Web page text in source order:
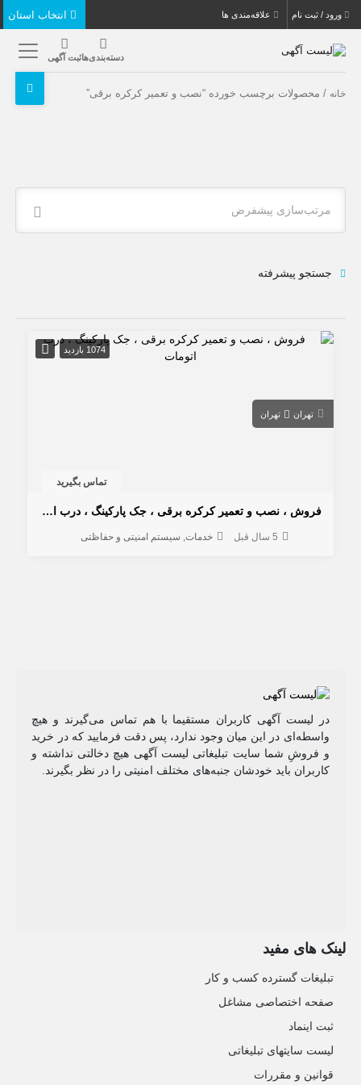
ورود / ثبت نام علاقه‌مندی ها
دسته‌بندی‌هاثبت آگهی
خانه / محصولات برچسب خورده “نصب و تعمیر کرکره برقی”
مرتب‌سازی پیشفرض
جستجو پیشرفته
1074 بازدید
تهران تهران
تماس بگیرید
فروش ، نصب و تعمیر کرکره برقی ، جک پارکینگ ، درب اتومات
5 سال قبل خدمات سیستم امنیتی و حفاظتی
در لیست آگهی کاربران مستقیما با هم تماس می‌گیرند و هیچ
واسطه‌ای در این میان وجود ندارد، پس دقت فرمایید که در خرید
و فروشِ شما سایت تبلیغاتی لیست آگهی هیچ دخالتی نداشته و
کاربران باید خودشان جنبه‌های مختلف امنیتی را در نظر بگیرند.
لینک های مفید
تبلیغات گسترده کسب و کار
صفحه اختصاصی مشاغل
ثبت اینماد
لیست سایتهای تبلیغاتی
قوانین و مقررات